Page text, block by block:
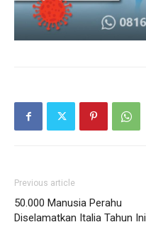
Previous article
50.000 Manusia Perahu
Diselamatkan Italia Tahun Ini